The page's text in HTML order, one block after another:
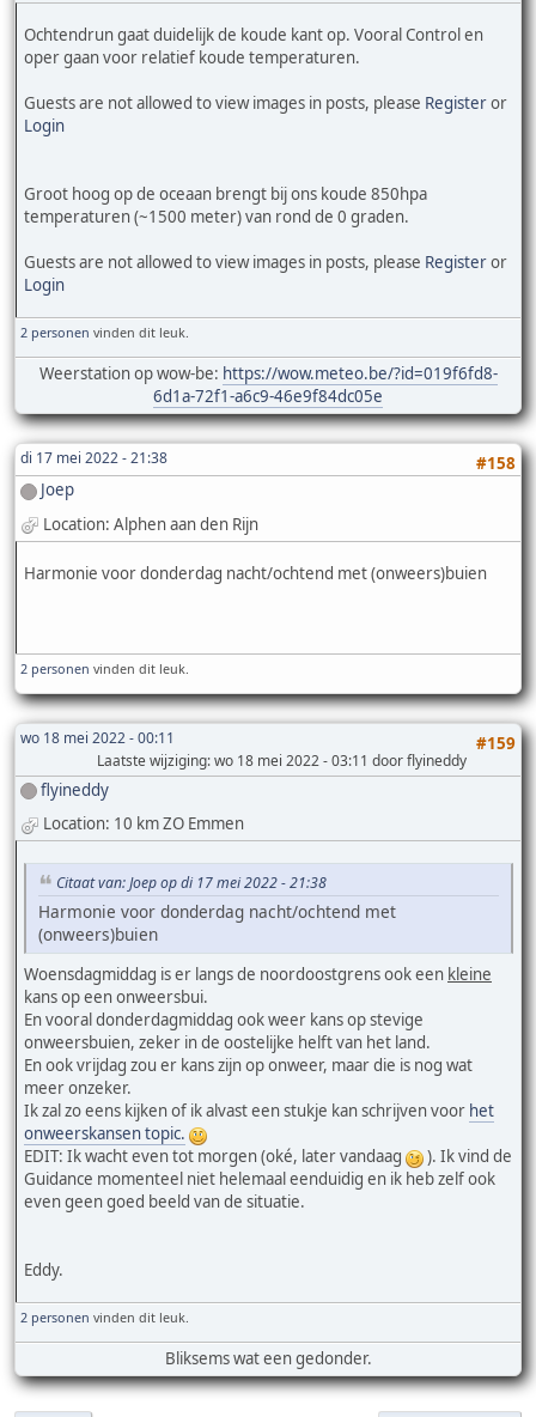
Ochtendrun gaat duidelijk de koude kant op. Vooral Control en
oper gaan voor relatief koude temperaturen.
Guests are not allowed to view images in posts, please Registeror
Login
Groot hoog op de oceaan brengt bij ons koude 850hpa
temperaturen (~1500 meter) van rond de 0 graden.
Guests are not allowed to view images in posts, please Registeror
Login
2 personen vinden dit leuk.
Weerstation op wow-be: https://wow.meteo.be/?id=019f6fd8-
6d1a-72f1-a6c9-46e9f84dc05e
di 17 mei 2022 - 21:38
#158
Joep
Location: Alphen aan den Rijn
Harmonie voor donderdag nacht/ochtend met (onweers)buien
2 personen vinden dit leuk.
wo 18 mei 2022 - 00:11 #159
Laatste wijziging: wo 18 mei 2022 - 03:11 door flyineddy
flyineddy
Location: 10 km ZO Emmen
Citaat van: Joep op di 17 mei 2022 - 21:38
Harmonie voor donderdag nacht/ochtend met
(onweers)buien
Woensdagmiddag is er langs de noordoostgrens ook een kleine
kans op een onweersbui.
En vooral donderdagmiddag ook weer kans op stevige
onweersbuien, zeker in de oostelijke helft van het land.
En ook vrijdag zou er kans zijn op onweer, maar die is nog wat
meer onzeker.
Ik zal zo eens kijken of ik alvast een stukje kan schrijven voor het
onweerskansen topic.
EDIT: Ik wacht even tot morgen (oké, later vandaag
). Ik vind de
Guidance momenteel niet helemaal eenduidig en ik heb zelf ook
even geen goed beeld van de situatie.
Eddy.
2 personen vinden dit leuk.
Bliksems wat een gedonder.